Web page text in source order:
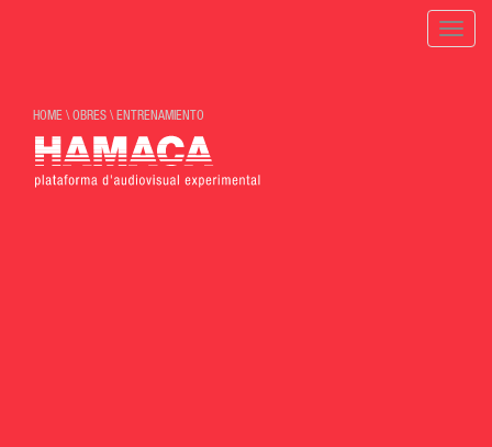
Toggle
HOME \OBRES \ ENTRENAMIENTO